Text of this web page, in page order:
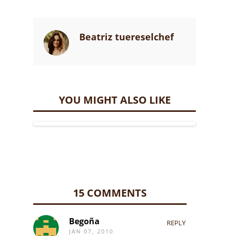
Beatriz tuereselchef
YOU MIGHT ALSO LIKE
15 COMMENTS
Begoña
JAN 07, 2010
REPLY